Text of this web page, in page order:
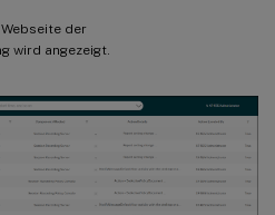
der
wird angezeigt.